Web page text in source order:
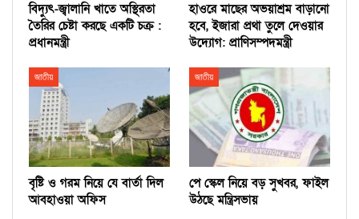
বিদ্যুৎ-জ্বালানি খাতে অস্থিরতা
তৈরির চেষ্টা করছে একটি চক্র :
প্রধানমন্ত্রী
হাওরে মাছের অভয়াশ্রম বাড়ানো
হবে, ইজারা প্রথা তুলে দেওয়ার
উদ্যোগ: প্রাণিসম্পদমন্ত্রী
জাতীয়
বৃষ্টি ও গরম নিয়ে যে বার্তা দিল
আবহাওয়া অফিস
জাতীয়
পে স্কেল নিয়ে বড় সুখবর, ফাইল
উঠছে মন্ত্রিসভায়